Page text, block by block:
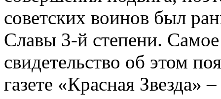
советских воинов был
Славы 3-й степени.
свидетельство об этом
газете «Красная Звезда»